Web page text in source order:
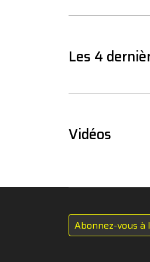
Les 4
Vidéos
Abonnez-vous